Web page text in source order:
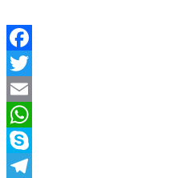
Facebook
Twitter
Email
WhatsApp
Skype